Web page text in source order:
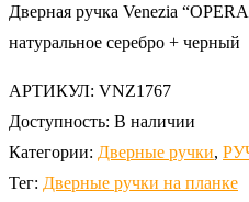
Дверная ручка Venezia
натуральное серебро + черный
АРТИКУЛ: VNZ1767
Доступность: В наличии
Категории: Дверные ручки,
Тег: Дверные ручки на планке